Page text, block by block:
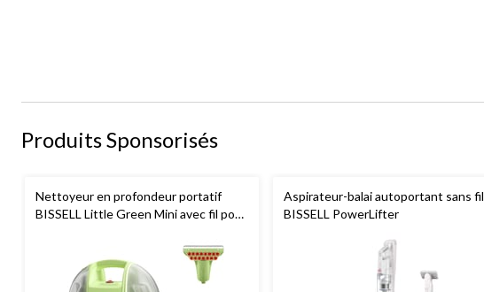
Produits Sponsorisés
Nettoyeur en profondeur portatif
BISSELL Little Green Mini avec fil pour
Aspirateur-balai autoportant sans fil
BISSELL PowerLifter